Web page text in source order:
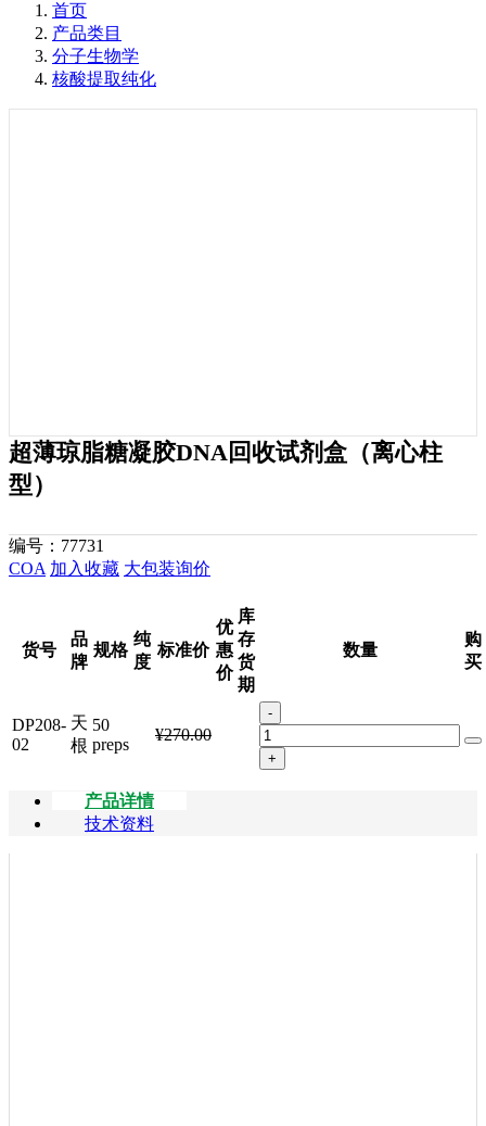
首页
产品类目
分子生物学
核酸提取纯化
超薄琼脂糖凝胶DNA回收试剂盒（离心柱
型）
编号： 77731
COA 加入收藏 大包装询价
货号
品
牌
规格
纯
度
标准价
优
惠
价
库
存
货
期
数量
购
买
DP208-
02
天
根
50
preps
¥270.00
-
+
产品详情
技术资料